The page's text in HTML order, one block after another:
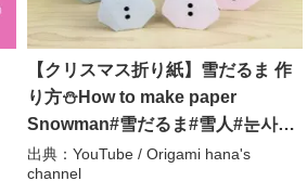
【クリスマス折り紙】雪だるま 作
り方⛄How to make paper
Snowman#雪だるま#雪人#눈사람
#Christmas#推し#Snow#スノーマ
ン#折り方#おりがみ#origami#紙 –
出典：YouTube / Origami hana's
channel